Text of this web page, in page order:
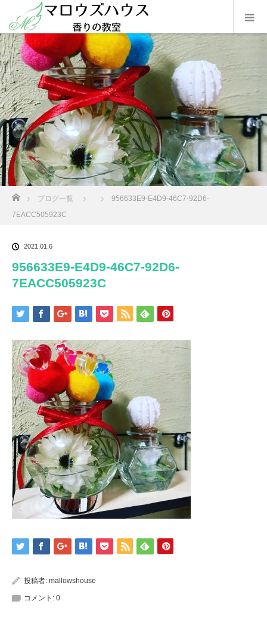
ブログ一覧
956633E9-E4D9-46C7-92D6-
7EACC505923C
2021.01.6
956633E9-E4D9-46C7-92D6-
7EACC505923C
投稿者: mallowshouse
コメント: 0